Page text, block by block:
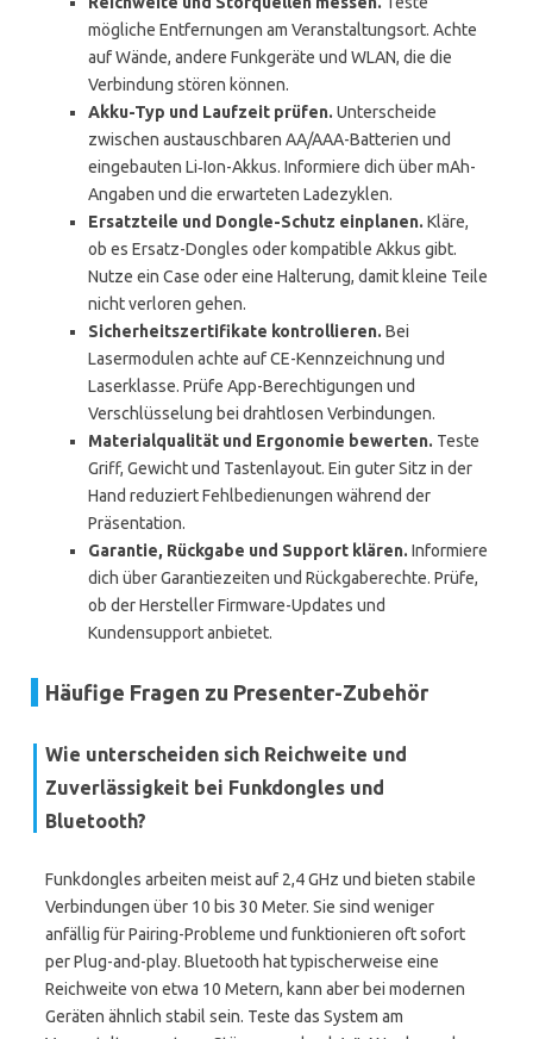
mögliche Entfernungen am Veranstaltungsort. Achte
auf Wände, andere Funkgeräte und WLAN, die die
Verbindung stören können.
Akku-Typ und Laufzeit prüfen. Unterscheide
zwischen austauschbaren AA/AAA-Batterien und
eingebauten Li‑Ion-Akkus. Informiere dich über mAh-
Angaben und die erwarteten Ladezyklen.
Ersatzteile und Dongle-Schutz einplanen. Kläre,
ob es Ersatz-Dongles oder kompatible Akkus gibt.
Nutze ein Case oder eine Halterung, damit kleine Teile
nicht verloren gehen.
Sicherheitszertifikate kontrollieren. Bei
Lasermodulen achte auf CE-Kennzeichnung und
Laserklasse. Prüfe App-Berechtigungen und
Verschlüsselung bei drahtlosen Verbindungen.
Materialqualität und Ergonomie bewerten. Teste
Griff, Gewicht und Tastenlayout. Ein guter Sitz in der
Hand reduziert Fehlbedienungen während der
Präsentation.
Garantie, Rückgabe und Support klären. Informiere
dich über Garantiezeiten und Rückgaberechte. Prüfe,
ob der Hersteller Firmware-Updates und
Kundensupport anbietet.
Häufige Fragen zu Presenter-Zubehör
Wie unterscheiden sich Reichweite und
Zuverlässigkeit bei Funkdongles und
Bluetooth?
Funkdongles arbeiten meist auf 2,4 GHz und bieten stabile
Verbindungen über 10 bis 30 Meter. Sie sind weniger
anfällig für Pairing-Probleme und funktionieren oft sofort
per Plug-and-play. Bluetooth hat typischerweise eine
Reichweite von etwa 10 Metern, kann aber bei modernen
Geräten ähnlich stabil sein. Teste das System am